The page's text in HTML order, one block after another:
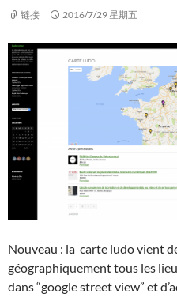
链接
2016/7/29 星期五
Nouveau : la carte ludo vient
géographiquement tous les
dans “google street view” et